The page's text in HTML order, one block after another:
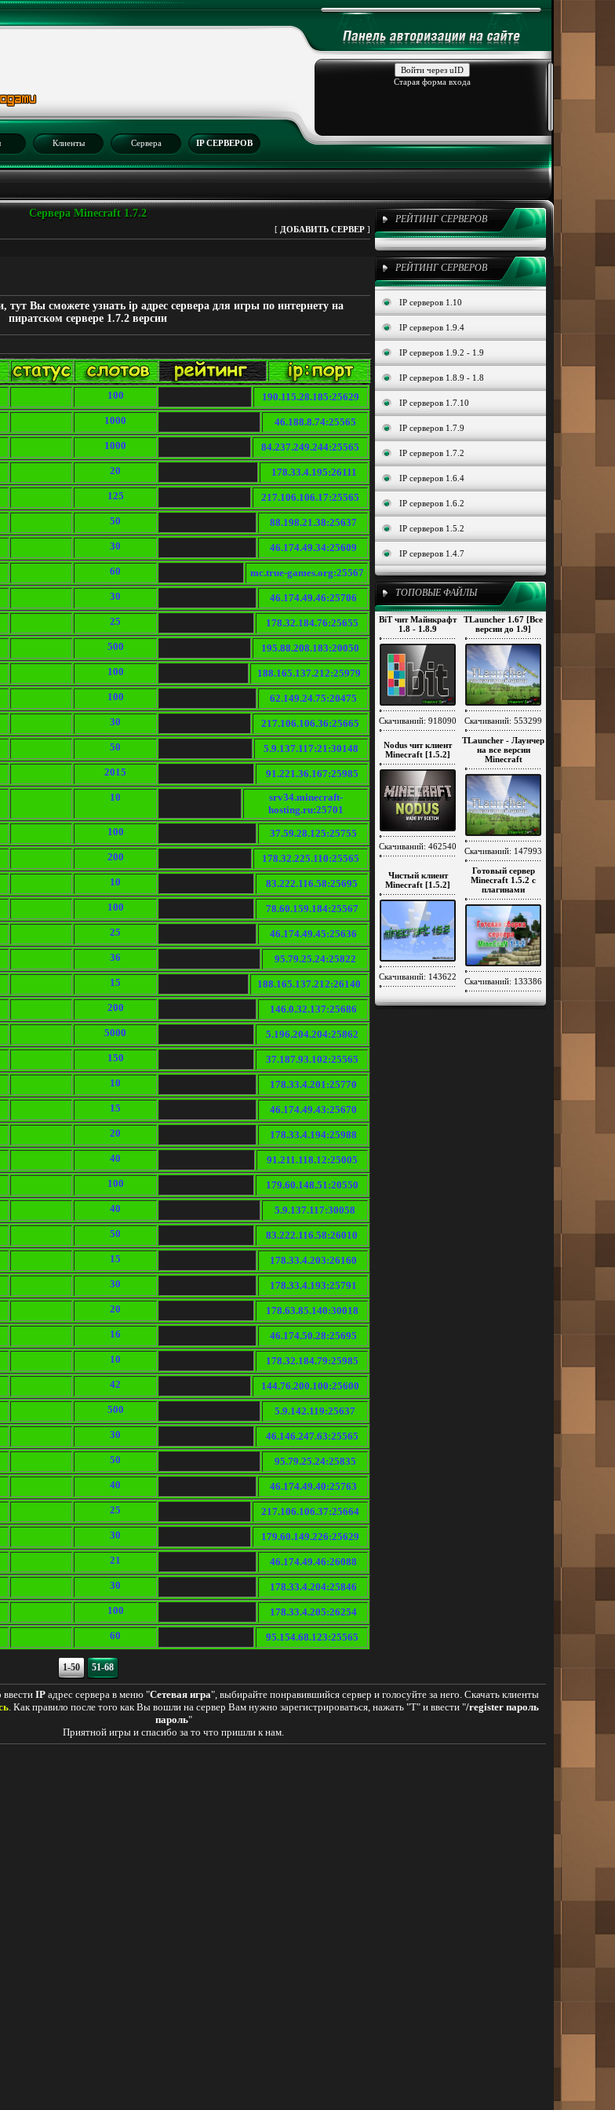
Войти через uID
Старая форма входа
Клиенты Сервера IP СЕРВЕРОВ
РЕЙТИНГ СЕРВЕРОВ
РЕЙТИНГ СЕРВЕРОВ
IP серверов 1.10
IP серверов 1.9.4
IP серверов 1.9.2 - 1.9
IP серверов 1.8.9 - 1.8
IP серверов 1.7.10
IP серверов 1.7.9
IP серверов 1.7.2
IP серверов 1.6.4
IP серверов 1.6.2
IP серверов 1.5.2
IP серверов 1.4.7
ТОПОВЫЕ ФАЙЛЫ
BiT чит Майнкрафт
1.8 - 1.8.9
Скачиваний: 918090
TLauncher 1.67 [Все
версии до 1.9]
Скачиваний: 553299
Nodus чит клиент
Minecraft [1.5.2]
Скачиваний: 462540
TLauncher - Лаунчер
на все версии
Minecraft
Скачиваний: 147993
Чистый клиент
Minecraft [1.5.2]
Скачиваний: 143622
Готовый сервер
Minecraft 1.5.2 c
плагинами
Скачиваний: 133386
Сервера Minecraft 1.7.2
[ ДОБАВИТЬ СЕРВЕР ]
тут Вы сможете узнать ip адрес сервера для игры по интернету на
пиратском сервере 1.7.2 версии
100 190.115.28.185:25629
1000 46.188.8.74:25565
1000 84.237.249.244:25565
20 178.33.4.195:26111
125 217.106.106.17:25565
50 88.198.21.38:25637
30 46.174.49.34:25609
60 mc.true-games.org:25567
30 46.174.49.46:25706
25 178.32.184.76:25655
500 195.88.208.183:20050
100 188.165.137.212:25979
100 62.149.24.75:20475
30 217.106.106.36:25665
50 5.9.137.117:21:30148
2015 91.221.36.167:25985
10
srv34.minecraft-
hosting.ru:25701
100 37.59.28.125:25755
200 178.32.225.110:25565
10 83.222.116.58:25695
100 78.60.159.184:25567
25 46.174.49.45:25636
36 95.79.25.24:25822
15 188.165.137.212:26140
200 146.0.32.137:25686
5000 5.196.204.204:25862
150 37.187.93.102:25565
10 178.33.4.201:25770
15 46.174.49.43:25670
20 178.33.4.194:25988
40 91.211.118.12:25005
100 179.60.148.51:20550
40 5.9.137.117:30058
50 83.222.116.58:26010
15 178.33.4.203:26160
30 178.33.4.193:25791
20 178.63.85.140:30018
16 46.174.50.28:25695
10 178.32.184.79:25985
42 144.76.200.100:25600
500 5.9.142.119:25637
30 46.146.247.63:25565
50 95.79.25.24:25835
40 46.174.49.40:25763
25 217.106.106.37:25664
30 179.60.149.226:25629
21 46.174.49.46:26088
30 178.33.4.204:25846
100 178.33.4.205:26254
60 95.154.68.123:25565
1-50 51-68
IPадрес сервера в меню "Сетевая игра", выбирайте понравившийся сервер и голосуйте за него. Скачать клиенты
. Как правило после того как Вы вошли на сервер Вам нужно зарегистрироваться, нажать "T" и ввести "/register пароль
пароль"
Приятной игры и спасибо за то что пришли к нам.